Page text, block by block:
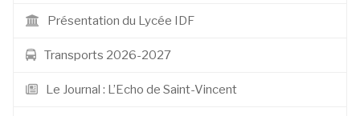
Présentation du Lycée IDF
Transports 2026-2027
Le Journal : L’Echo de Saint-Vincent